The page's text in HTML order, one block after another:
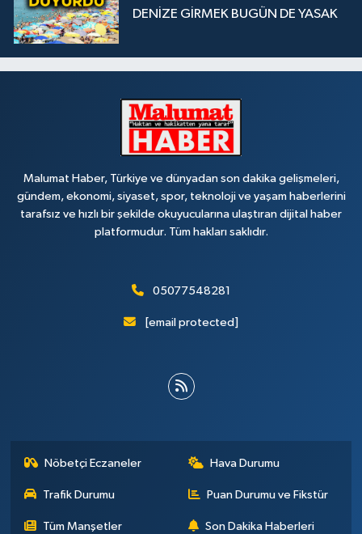
DENİZE GİRMEK BUGÜN DE YASAK
Malumat Haber, Türkiye ve dünyadan son dakika gelişmeleri,
gündem, ekonomi, siyaset, spor, teknoloji ve yaşam haberlerini
tarafsız ve hızlı bir şekilde okuyucularına ulaştıran dijital haber
platformudur. Tüm hakları saklıdır.
05077548281
[email protected]
Nöbetçi Eczaneler Hava Durumu
Trafik Durumu Puan Durumu ve Fikstür
Tüm Manşetler Son Dakika Haberleri